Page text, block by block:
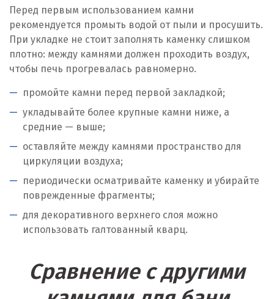
Перед первым использованием камни
рекомендуется промыть водой от пыли и просушить.
При укладке не стоит заполнять каменку слишком
плотно: между камнями должен проходить воздух,
чтобы печь прогревалась равномерно.
промойте камни перед первой закладкой;
укладывайте более крупные камни ниже, а
средние — выше;
оставляйте между камнями пространство для
циркуляции воздуха;
периодически осматривайте каменку и убирайте
поврежденные фрагменты;
для декоративного верхнего слоя можно
использовать галтованный кварц.
Сравнение с другими